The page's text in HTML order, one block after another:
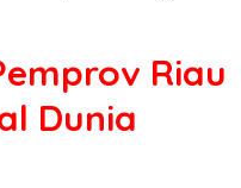
Riau
Dunia